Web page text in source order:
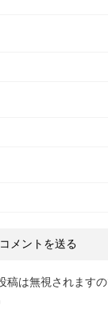
稿は無視されます